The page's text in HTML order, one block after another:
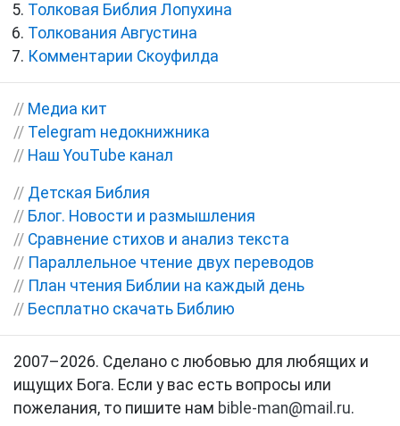
Толковая Библия Лопухина
Толкования Августина
Комментарии Скоуфилда
// Медиа кит
// Telegram недокнижника
// Наш YouTube канал
// Детская Библия
// Блог. Новости и размышления
// Сравнение стихов и анализ текста
// Параллельное чтение двух переводов
// План чтения Библии на каждый день
// Бесплатно скачать Библию
2007–2026. Сделано с любовью для любящих и
ищущих Бога. Если у вас есть вопросы или
пожелания, то пишите нам bible-man@mail.ru.